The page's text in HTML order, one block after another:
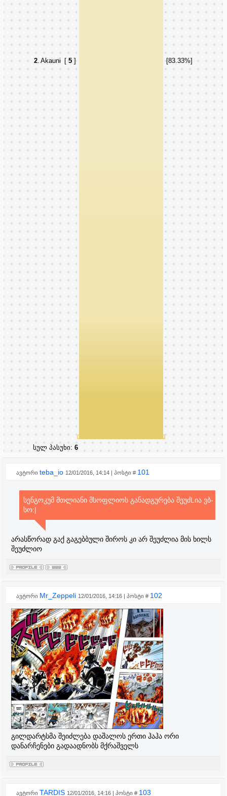
2. Akauni [5 ] [83.33%]
სულ პასუხი: 6
ავტორი teba_io 12/01/2016, 14:14 | პოსტი # 101
სენგოკუმ მთლიანი მსოფლიოს განადგურება შეუძLია ვბ-
სო:|
არასწორად გაქ გაგებბული შიროს კი არ შეუძლია მის ხილს
შეუძლიო
ავტორი Mr_Zeppeli 12/01/2016, 14:16 | პოსტი # 102
გილდარტსმა შეიძლება დაშალოს ერთი ჰაჰა ორი
დანარჩენები გადაადნობს მქრაშველს
ავტორი TARDIS 12/01/2016, 14:16 | პოსტი # 103